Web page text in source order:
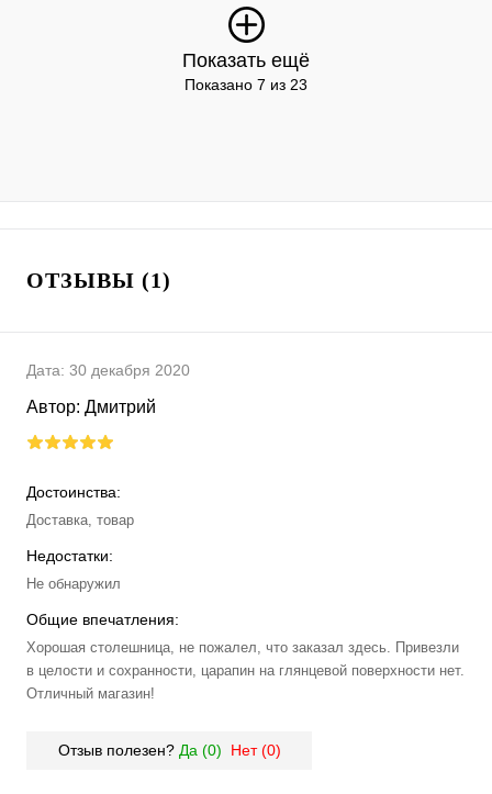
Показать ещё
Показано 7 из 23
ОТЗЫВЫ (1)
Дата: 30 декабря 2020
Автор: Дмитрий
Достоинства:
Доставка, товар
Недостатки:
Не обнаружил
Общие впечатления:
Хорошая столешница, не пожалел, что заказал здесь. Привезли
в целости и сохранности, царапин на глянцевой поверхности нет.
Отличный магазин!
Отзыв полезен? Да (0) Нет (0)